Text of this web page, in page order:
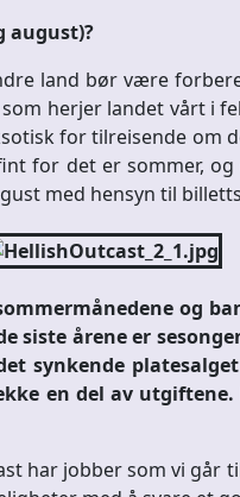
august)?
land bør være
herjer landet vårt i
for tilreisende om
for det er sommer,
med hensyn til
og
siste årene er
synkende
en del av
har jobber som vi går